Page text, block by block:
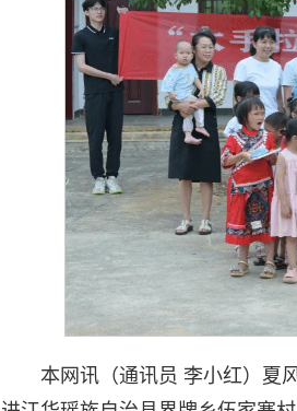
本网讯（通讯员 李小红）夏